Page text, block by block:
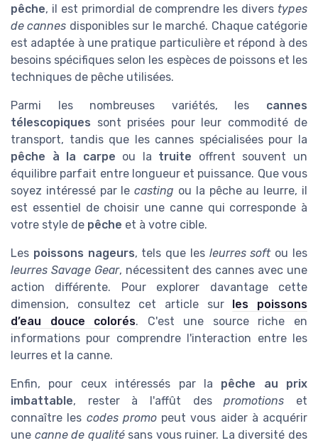
pêche, il est primordial de comprendre les divers types
de cannes disponibles sur le marché. Chaque catégorie
est adaptée à une pratique particulière et répond à des
besoins spécifiques selon les espèces de poissons et les
techniques de pêche utilisées.
Parmi les nombreuses variétés, les cannes
télescopiques sont prisées pour leur commodité de
transport, tandis que les cannes spécialisées pour la
pêche à la carpe ou la truite offrent souvent un
équilibre parfait entre longueur et puissance. Que vous
soyez intéressé par lecasting ou la pêche au leurre, il
est essentiel de choisir une canne qui corresponde à
votre style de pêche et à votre cible.
Les poissons nageurs, tels que les leurres softou les
leurres Savage Gear, nécessitent des cannes avec une
action différente. Pour explorer davantage cette
dimension, consultez cet article sur
les poissons
d’eau douce colorés. C'est une source riche en
informations pour comprendre l'interaction entre les
leurres et la canne.
Enfin, pour ceux intéressés par la pêche au prix
imbattable, rester à l'affût despromotions et
connaître les codes promopeut vous aider à acquérir
une canne de qualitésans vous ruiner. La diversité des